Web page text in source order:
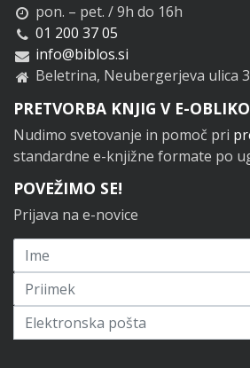
pon. – pet. / 9h do 16h
01 200 37 05
info@biblos.si
Beletrina, Neubergerjeva ulica
PRETVORBA KNJIG V E-OBLIKO
Nudimo svetovanje in pomoč pri
standardne e-knjižne formate po
POVEŽIMO SE!
Prijava na e-novice
Prijavi se na novice